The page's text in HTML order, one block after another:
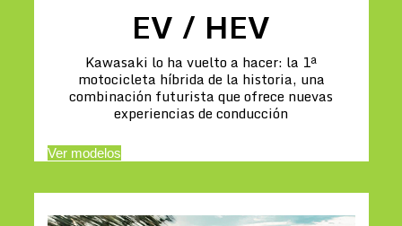
EV / HEV
Kawasaki lo ha vuelto a hacer: la 1ª
motocicleta híbrida de la historia, una
combinación futurista que ofrece nuevas
experiencias de conducción
Ver modelos